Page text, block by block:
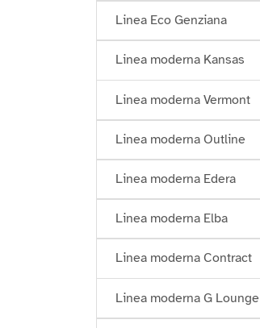
Linea Eco Genziana
Linea moderna Kansas
Linea moderna Vermont
Linea moderna Outline
Linea moderna Edera
Linea moderna Elba
Linea moderna Contract
Linea moderna G Lounge